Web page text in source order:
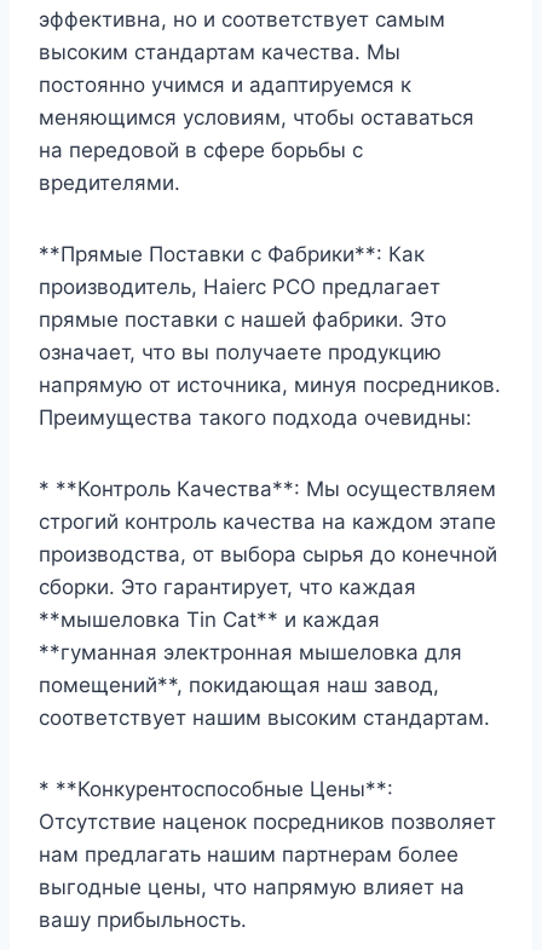
эффективна, но и соответствует самым
высоким стандартам качества. Мы
постоянно учимся и адаптируемся к
меняющимся условиям, чтобы оставаться
на передовой в сфере борьбы с
вредителями.
**Прямые Поставки с Фабрики**: Как
производитель, Haierc PCO предлагает
прямые поставки с нашей фабрики. Это
означает, что вы получаете продукцию
напрямую от источника, минуя посредников.
Преимущества такого подхода очевидны:
* **Контроль Качества**: Мы осуществляем
строгий контроль качества на каждом этапе
производства, от выбора сырья до конечной
сборки. Это гарантирует, что каждая
**мышеловка Tin Cat** и каждая
**гуманная электронная мышеловка для
помещений**, покидающая наш завод,
соответствует нашим высоким стандартам.
* **Конкурентоспособные Цены**:
Отсутствие наценок посредников позволяет
нам предлагать нашим партнерам более
выгодные цены, что напрямую влияет на
вашу прибыльность.